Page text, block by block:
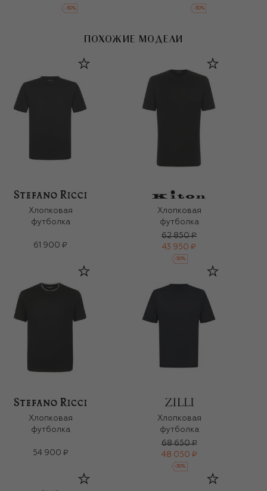
-30% -30%
ПОХОЖИЕ МОДЕЛИ
Хлопковая
футболка
61 900 ₽
Хлопковая
футболка
62 850 ₽
43 950 ₽
-30%
Хлопковая
футболка
54 900 ₽
Хлопковая
футболка
68 650 ₽
48 050 ₽
-30%